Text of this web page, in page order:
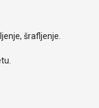
šrafljenje.